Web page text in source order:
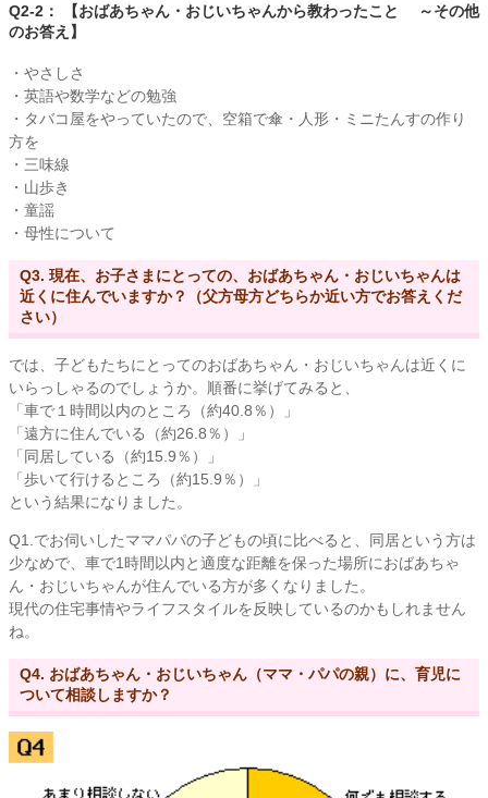
Q2-2： 【おばあちゃん・おじいちゃんから教わったこと ～その他
のお答え】
・やさしさ
・英語や数学などの勉強
・タバコ屋をやっていたので、空箱で傘・人形・ミニたんすの作り
方を
・三味線
・山歩き
・童謡
・母性について
Q3. 現在、お子さまにとっての、おばあちゃん・おじいちゃんは
近くに住んでいますか？（父方母方どちらか近い方でお答えくだ
さい）
では、子どもたちにとってのおばあちゃん・おじいちゃんは近くに
いらっしゃるのでしょうか。順番に挙げてみると、
「車で１時間以内のところ（約40.8％）」
「遠方に住んでいる（約26.8％）」
「同居している（約15.9％）」
「歩いて行けるところ（約15.9％）」
という結果になりました。
Q1.でお伺いしたママパパの子どもの頃に比べると、同居という方は
少なめで、車で1時間以内と適度な距離を保った場所におばあちゃ
ん・おじいちゃんが住んでいる方が多くなりました。
現代の住宅事情やライフスタイルを反映しているのかもしれません
ね。
Q4. おばあちゃん・おじいちゃん（ママ・パパの親）に、育児に
ついて相談しますか？